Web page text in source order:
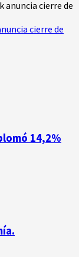
cierre de
14,2%